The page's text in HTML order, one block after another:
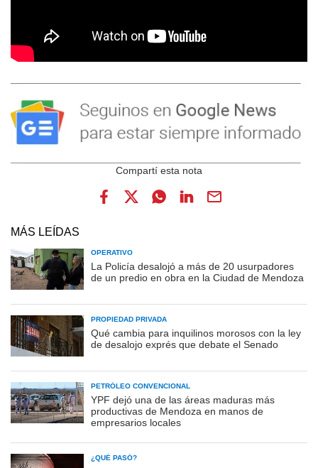
MÁS LEÍDAS
OPERATIVO
La Policía desalojó a más de 20 usurpadores
de un predio en obra en la Ciudad de Mendoza
PROPIEDAD PRIVADA
Qué cambia para inquilinos morosos con la ley
de desalojo exprés que debate el Senado
PETRÓLEO CONVENCIONAL
YPF dejó una de las áreas maduras más
productivas de Mendoza en manos de
empresarios locales
¿QUÉ PASÓ?